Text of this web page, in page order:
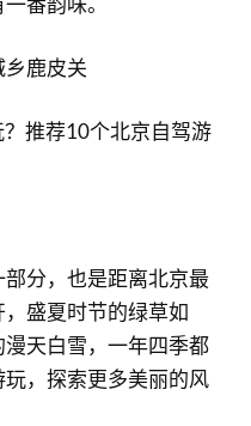
鹿皮关
分，也是距离北京最
盛夏时节的绿草如
天白雪，一年四季都
，探索更多美丽的风